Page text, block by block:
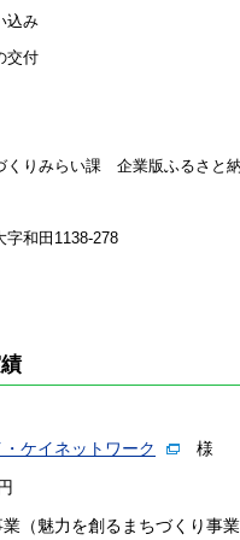
込み
交付
りみらい課 企業版ふるさと
字和田1138-278
ケイネットワーク
様
（魅力を創るまちづくり事業